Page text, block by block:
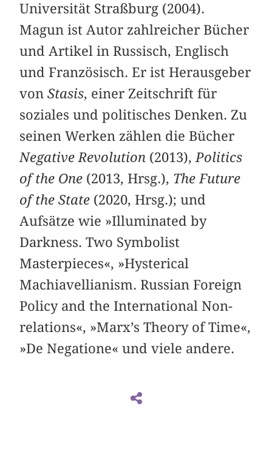
Universität Straßburg (2004).
Magun ist Autor zahlreicher Bücher
und Artikel in Russisch, Englisch
und Französisch. Er ist Herausgeber
vonStasis, einer Zeitschrift für
soziales und politisches Denken. Zu
seinen Werken zählen die Bücher
Negative Revolution (2013), Politics
of the One (2013, Hrsg.), The Future
of the State (2020, Hrsg.); und
Aufsätze wie »Illuminated by
Darkness. Two Symbolist
Masterpieces«, »Hysterical
Machiavellianism. Russian Foreign
Policy and the International Non-
relations«, »Marx’s Theory of Time«,
»De Negatione« und viele andere.